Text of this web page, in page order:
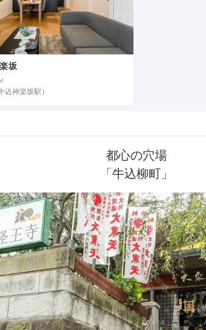
坂
込神楽坂駅）
都心の穴場
「牛込柳町」